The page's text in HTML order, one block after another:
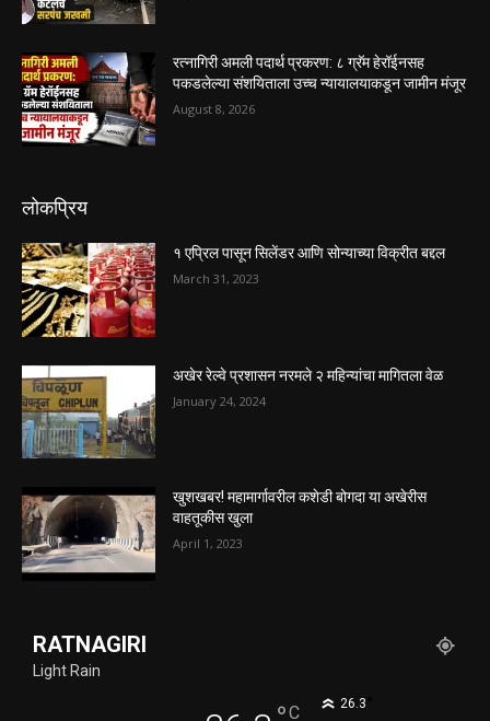
रत्नागिरी अमली पदार्थ प्रकरण: ८ ग्रॅम हेरॉईनसह
पकडलेल्या संशयिताला उच्च न्यायालयाकडून जामीन मंजूर
August 8, 2026
लोकप्रिय
१ एप्रिल पासून सिलेंडर आणि सोन्याच्या विक्रीत बद्दल
March 31, 2023
अखेर रेल्वे प्रशासन नरमले २ महिन्यांचा मागितला वेळ
January 24, 2024
खुशखबर! महामार्गावरील कशेडी बोगदा या अखेरीस
वाहतूकीस खुला
April 1, 2023
RATNAGIRI
Light Rain
C 26.3